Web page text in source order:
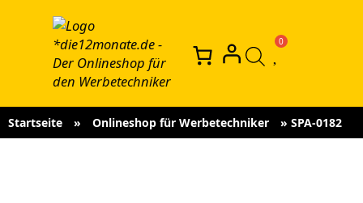
Startseite » Onlineshop für Werbetechniker » SPA-0182